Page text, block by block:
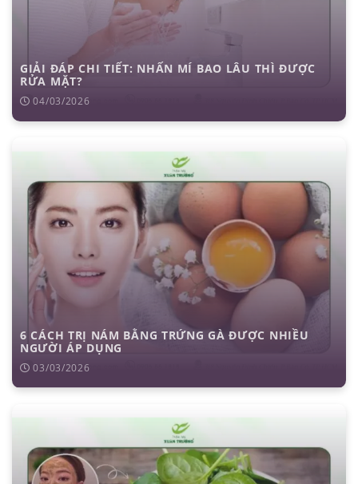
GIẢI ĐÁP CHI TIẾT: NHẤN MÍ BAO LÂU THÌ ĐƯỢC
RỬA MẶT?
04/03/2026
6 CÁCH TRỊ NÁM BẰNG TRỨNG GÀ ĐƯỢC NHIỀU
NGƯỜI ÁP DỤNG
03/03/2026